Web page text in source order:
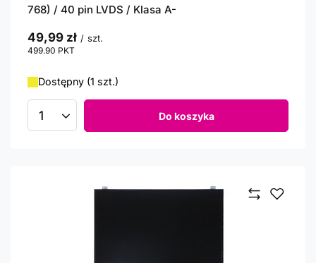
768) / 40 pin LVDS / Klasa A-
49,99 zł / szt.
499.90 PKT
Dostępny (1 szt.)
Ilość produktów Do koszyka